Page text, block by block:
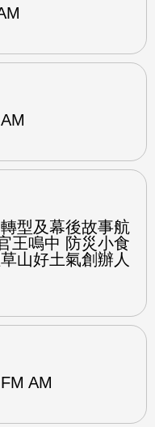
型及幕後故事航
王鳴中 防災小食
山好土氣創辦人
AM